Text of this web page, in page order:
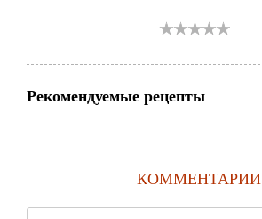
Рекомендуемые рецепты
КОММЕНТАРИИ